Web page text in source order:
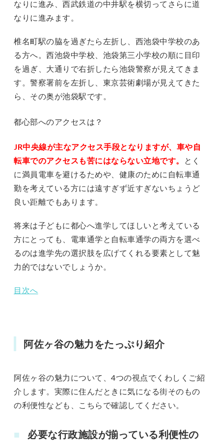
なりに進み、西武鉄道の中井駅を横切ってさらに道
なりに進みます。
椎名町駅の脇を過ぎたら左折し、西池袋中学校のあ
る方へ。西池袋中学校、池袋第三小学校の順に目印
を過ぎ、大通りで右折したら池袋警察が見えてきま
す。警察署前を左折し、東京芸術劇場が見えてきた
ら、その奥が池袋駅です。
都心部へのアクセスは？
JR中央線が主なアクセス手段となりますが、車や自
転車でのアクセスも苦にはならない立地です。
とく
に満員電車を避けるためや、健康のために自転車通
勤を考えている方には遠すぎず近すぎないちょうど
良い距離でもあります。
将来は子どもに都心へ進学してほしいと考えている
方にとっても、電車通学と自転車通学の両方を選べ
るのは進学先の選択肢を広げてくれる要素として魅
力的ではないでしょうか。
目次へ
阿佐ヶ谷の魅力をたっぷり紹介
阿佐ヶ谷の魅力について、4つの視点でくわしくご紹
介します。実際に住んだときに気になる街そのもの
の利便性なども、こちらで確認してください。
必要な行政施設が揃っている利便性の